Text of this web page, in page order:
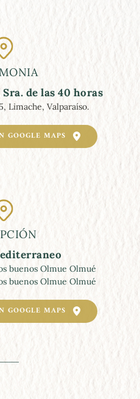
de las 40 horas
Limache, Valparaíso.
GOOGLE MAPS
buenos Olmue Olmué
buenos Olmue Olmué
GOOGLE MAPS